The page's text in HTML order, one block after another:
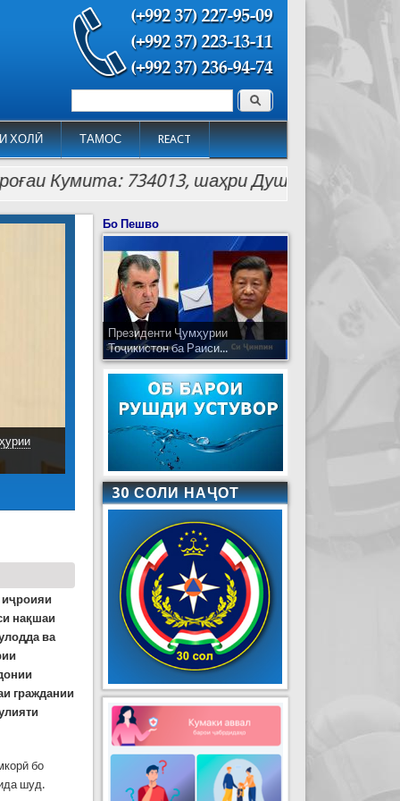
ХОЛӢ ТАМОС REACT
Форма поиска Поиск
Кумита: 734013, шаҳри Душанбе, кӯчаи
иҷроияи
нақшаи
ва
граждании
бо
шуд.
Бо Пешво
Президенти Ҷумҳурии
Тоҷикистон ба Раиси...
30 СОЛИ НАҶОТ